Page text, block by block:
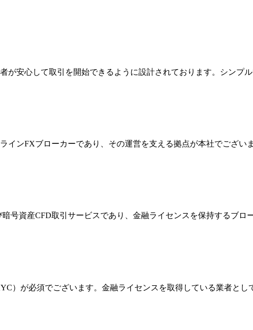
が安心して取引を開始できるように設計されております。シンプ
インFXブローカーであり、その運営を支える拠点が本社でござい
号資産CFD取引サービスであり、金融ライセンスを保持するブロ
）が必須でございます。金融ライセンスを取得している業者と